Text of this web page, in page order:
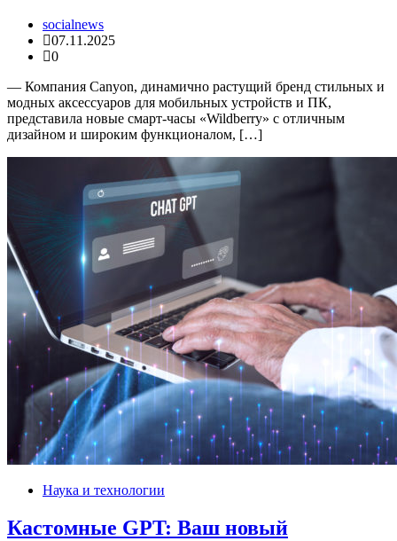
socialnews
07.11.2025
0
— Компания Canyon, динамично растущий бренд стильных и
модных аксессуаров для мобильных устройств и ПК,
представила новые смарт-часы «Wildberry» с отличным
дизайном и широким функционалом, […]
Наука и технологии
Кастомные GPT: Ваш новый